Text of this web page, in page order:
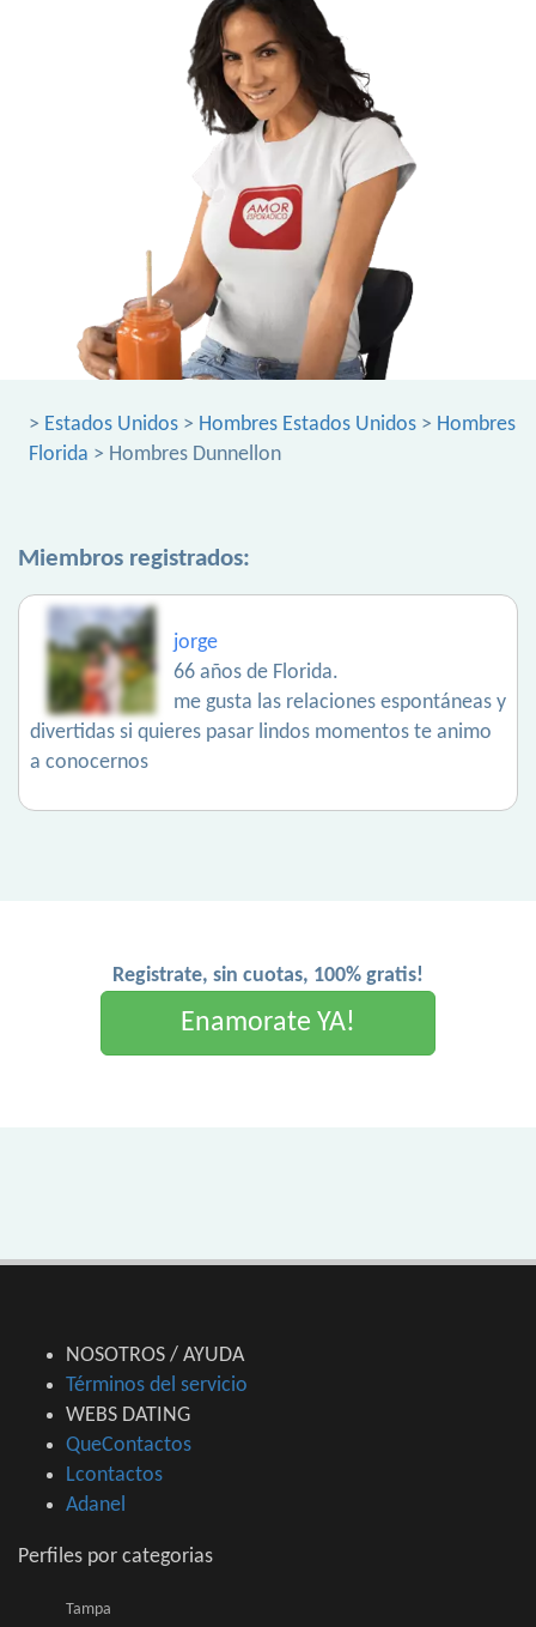
> Estados Unidos > Hombres Estados Unidos > Hombres
Florida > Hombres Dunnellon
Miembros registrados:
jorge
66 años de Florida.
me gusta las relaciones espontáneas y
divertidas si quieres pasar lindos momentos te animo
a conocernos
Registrate, sin cuotas, 100% gratis!
Enamorate YA!
NOSOTROS / AYUDA
Términos del servicio
WEBS DATING
QueContactos
Lcontactos
Adanel
Perfiles por categorias
Tampa